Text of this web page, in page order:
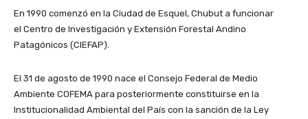
En 1990 comenzó en la Ciudad de Esquel, Chubut a funcionar
el Centro de Investigación y Extensión Forestal Andino
Patagónicos (CIEFAP).
El 31 de agosto de 1990 nace el Consejo Federal de Medio
Ambiente COFEMA para posteriormente constituirse en la
Institucionalidad Ambiental del País con la sanción de la Ley